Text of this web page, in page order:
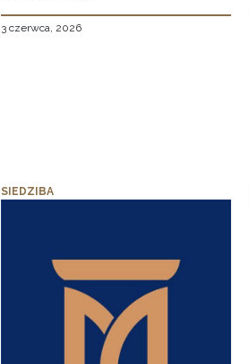
3 czerwca, 2026
SIEDZIBA